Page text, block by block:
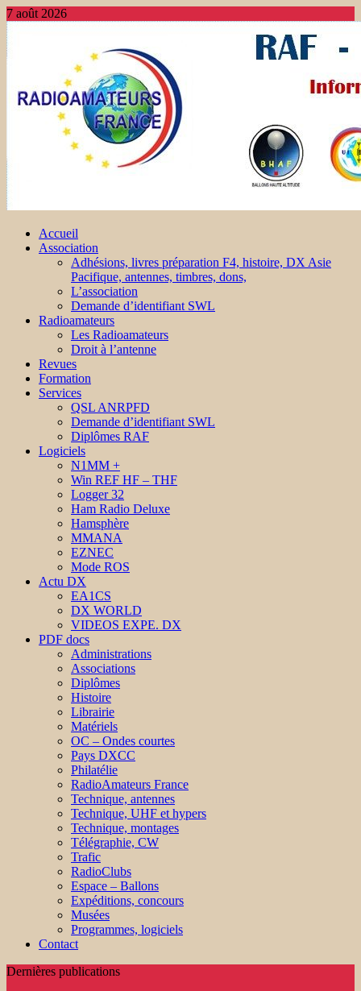
7 août 2026
Accueil
Association
Adhésions, livres préparation F4, histoire, DX Asie
Pacifique, antennes, timbres, dons,
L’association
Demande d’identifiant SWL
Radioamateurs
Les Radioamateurs
Droit à l’antenne
Revues
Formation
Services
QSL ANRPFD
Demande d’identifiant SWL
Diplômes RAF
Logiciels
N1MM +
Win REF HF – THF
Logger 32
Ham Radio Deluxe
Hamsphère
MMANA
EZNEC
Mode ROS
Actu DX
EA1CS
DX WORLD
VIDEOS EXPE. DX
PDF docs
Administrations
Associations
Diplômes
Histoire
Librairie
Matériels
OC – Ondes courtes
Pays DXCC
Philatélie
RadioAmateurs France
Technique, antennes
Technique, UHF et hypers
Technique, montages
Télégraphie, CW
Trafic
RadioClubs
Espace – Ballons
Expéditions, concours
Musées
Programmes, logiciels
Contact
Dernières publications